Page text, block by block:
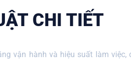
CHI TIẾT
vận hành và hiệu suất làm